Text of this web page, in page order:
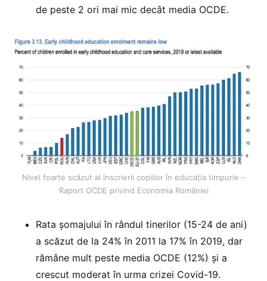
de peste 2 ori mai mic decât media OCDE.
Nivel foarte scăzut al înscrierii copiilor în educația timpurie –
Raport OCDE privind Economia României
Rata șomajului în rândul tinerilor (15-24 de ani)
a scăzut de la 24% în 2011 la 17% în 2019, dar
rămâne mult peste media OCDE (12%) și a
crescut moderat în urma crizei Covid-19.